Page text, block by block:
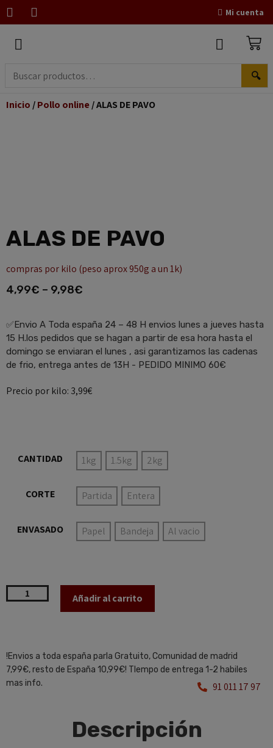
Mi cuenta
🔍
Inicio /Pollo online/ ALAS DE PAVO
ALAS DE PAVO
compras por kilo (peso aprox 950g a un 1k)
4,99€ – 9,98€
✅Envio A Toda españa 24 – 48 H envios lunes a jueves hasta
15 H.los pedidos que se hagan a partir de esa hora hasta el
domingo se enviaran el lunes , asi garantizamos las cadenas
de frio, entrega antes de 13H - PEDIDO MINIMO 60€
Precio por kilo: 3,99€
CANTIDAD 1kg 1.5kg 2kg
CORTE Partida Entera
ENVASADO Papel Bandeja Al vacio
Añadir al carrito
!Envios a toda españa parla Gratuito, Comunidad de madrid
7,99€, resto de España 10,99€! TIempo de entrega 1-2 habiles
mas info.
91 011 17 97
Descripción